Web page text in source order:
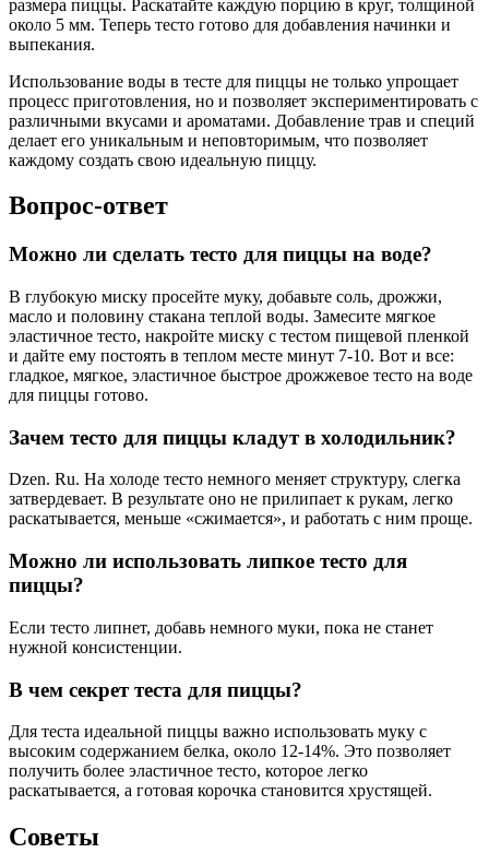
размера пиццы. Раскатайте каждую порцию в круг, толщиной
около 5 мм. Теперь тесто готово для добавления начинки и
выпекания.
Использование воды в тесте для пиццы не только упрощает
процесс приготовления, но и позволяет экспериментировать с
различными вкусами и ароматами. Добавление трав и специй
делает его уникальным и неповторимым, что позволяет
каждому создать свою идеальную пиццу.
Вопрос-ответ
Можно ли сделать тесто для пиццы на воде?
В глубокую миску просейте муку, добавьте соль, дрожжи,
масло и половину стакана теплой воды. Замесите мягкое
эластичное тесто, накройте миску с тестом пищевой пленкой
и дайте ему постоять в теплом месте минут 7-10. Вот и все:
гладкое, мягкое, эластичное быстрое дрожжевое тесто на воде
для пиццы готово.
Зачем тесто для пиццы кладут в холодильник?
Dzen. Ru. На холоде тесто немного меняет структуру, слегка
затвердевает. В результате оно не прилипает к рукам, легко
раскатывается, меньше «сжимается», и работать с ним проще.
Можно ли использовать липкое тесто для
пиццы?
Если тесто липнет, добавь немного муки, пока не станет
нужной консистенции.
В чем секрет теста для пиццы?
Для теста идеальной пиццы важно использовать муку с
высоким содержанием белка, около 12-14%. Это позволяет
получить более эластичное тесто, которое легко
раскатывается, а готовая корочка становится хрустящей.
Советы